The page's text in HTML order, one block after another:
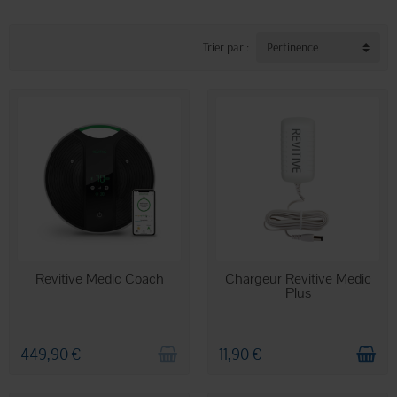
Trier par : Pertinence
RUPTURE DE STOCK
Revitive Medic Coach
449,90 €
EN STOCK
Chargeur Revitive Medic
Plus
11,90 €